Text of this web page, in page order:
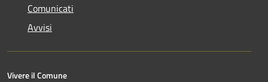
Comunicati
Avvisi
Vivere il Comune